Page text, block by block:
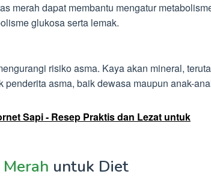
merah dapat membantu mengatur
glukosa serta lemak.
risiko asma. Kaya akan mineral,
penderita asma, baik dewasa maupun anak-
Sapi - Resep Praktis dan Lezat untuk
untuk Diet